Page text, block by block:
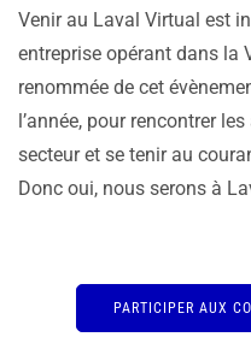
Venir au Laval Virtual est
entreprise opérant dans la
renommée de cet
l’année, pour rencontrer
secteur et se tenir au
Donc oui, nous serons à
PARTICIPER AUX